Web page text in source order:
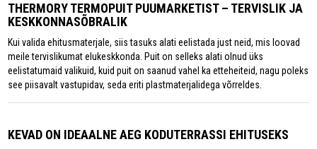
THERMORY TERMOPUIT PUUMARKETIST – TERVISLIK JA
KESKKONNASÕBRALIK
Kui valida ehitusmaterjale, siis tasuks alati eelistada just neid, mis loovad
meile tervislikumat elukeskkonda. Puit on selleks alati olnud üks
eelistatumaid valikuid, kuid puit on saanud vahel ka etteheiteid, nagu poleks
see piisavalt vastupidav, seda eriti plastmaterjalidega võrreldes.
KEVAD ON IDEAALNE AEG KODUTERRASSI EHITUSEKS